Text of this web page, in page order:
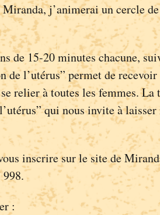
j’animerai un cercle
de 15-20 minutes chacune,
l’utérus” permet de
relier à toutes les femmes.
qui nous invite à
inscrire sur le site de
: